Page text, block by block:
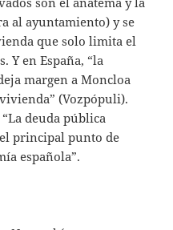
al ayuntamiento) y se
que solo limita el
Y en España, “la
margen a Moncloa
(Vozpópuli).
deuda pública
el principal punto de
española”.